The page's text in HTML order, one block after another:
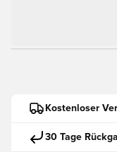
Kostenloser
30 Tage